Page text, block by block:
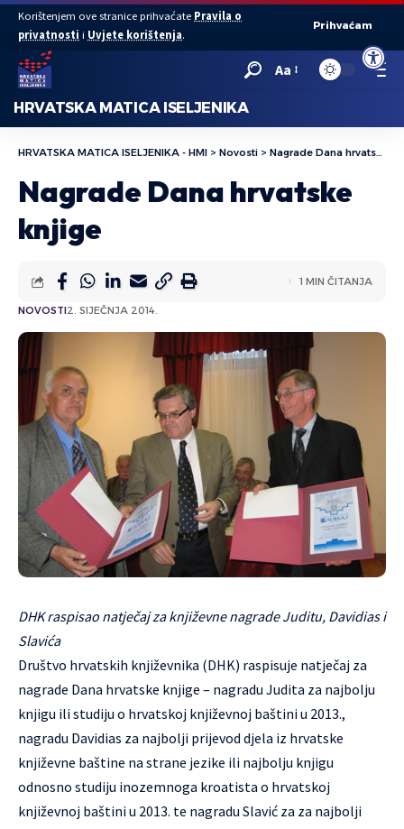
Open
Korištenjem ove stranice prihvaćate Pravila o
privatnosti i Uvjete korištenja.
Prihvaćam
Aa
HRVATSKA MATICA ISELJENIKA
HRVATSKA MATICA ISELJENIKA - HMI > Novosti > Nagrade Dana hrvatske knjige
Nagrade Dana hrvatske
knjige
NOVOSTI2. SIJEČNJA 2014.
1 MIN ČITANJA
DHK raspisao natječaj za književne nagrade Juditu, Davidias i
Slavića
Društvo hrvatskih književnika (DHK) raspisuje natječaj za
nagrade Dana hrvatske knjige – nagradu Judita za najbolju
knjigu ili studiju o hrvatskoj književnoj baštini u 2013.,
nagradu Davidias za najbolji prijevod djela iz hrvatske
književne baštine na strane jezike ili najbolju knjigu
odnosno studiju inozemnoga kroatista o hrvatskoj
književnoj baštini u 2013. te nagradu Slavić za za najbolji